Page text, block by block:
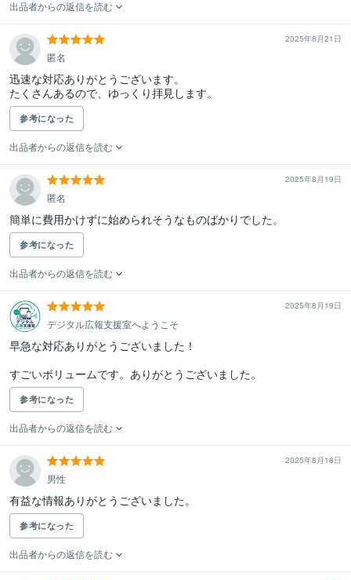
出品者からの返信を読む
2025年8月21日
匿名
迅速な対応ありがとうございます。
たくさんあるので、ゆっくり拝見します。
参考になった
出品者からの返信を読む
2025年8月19日
匿名
簡単に費用かけずに始められそうなものばかりでした。
参考になった
出品者からの返信を読む
2025年8月19日
デジタル広報支援室へようこそ
早急な対応ありがとうございました！
すごいボリュームです。ありがとうございました。
参考になった
出品者からの返信を読む
2025年8月18日
男性
有益な情報ありがとうございました。
参考になった
出品者からの返信を読む